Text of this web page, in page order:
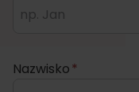
Nazwisko*